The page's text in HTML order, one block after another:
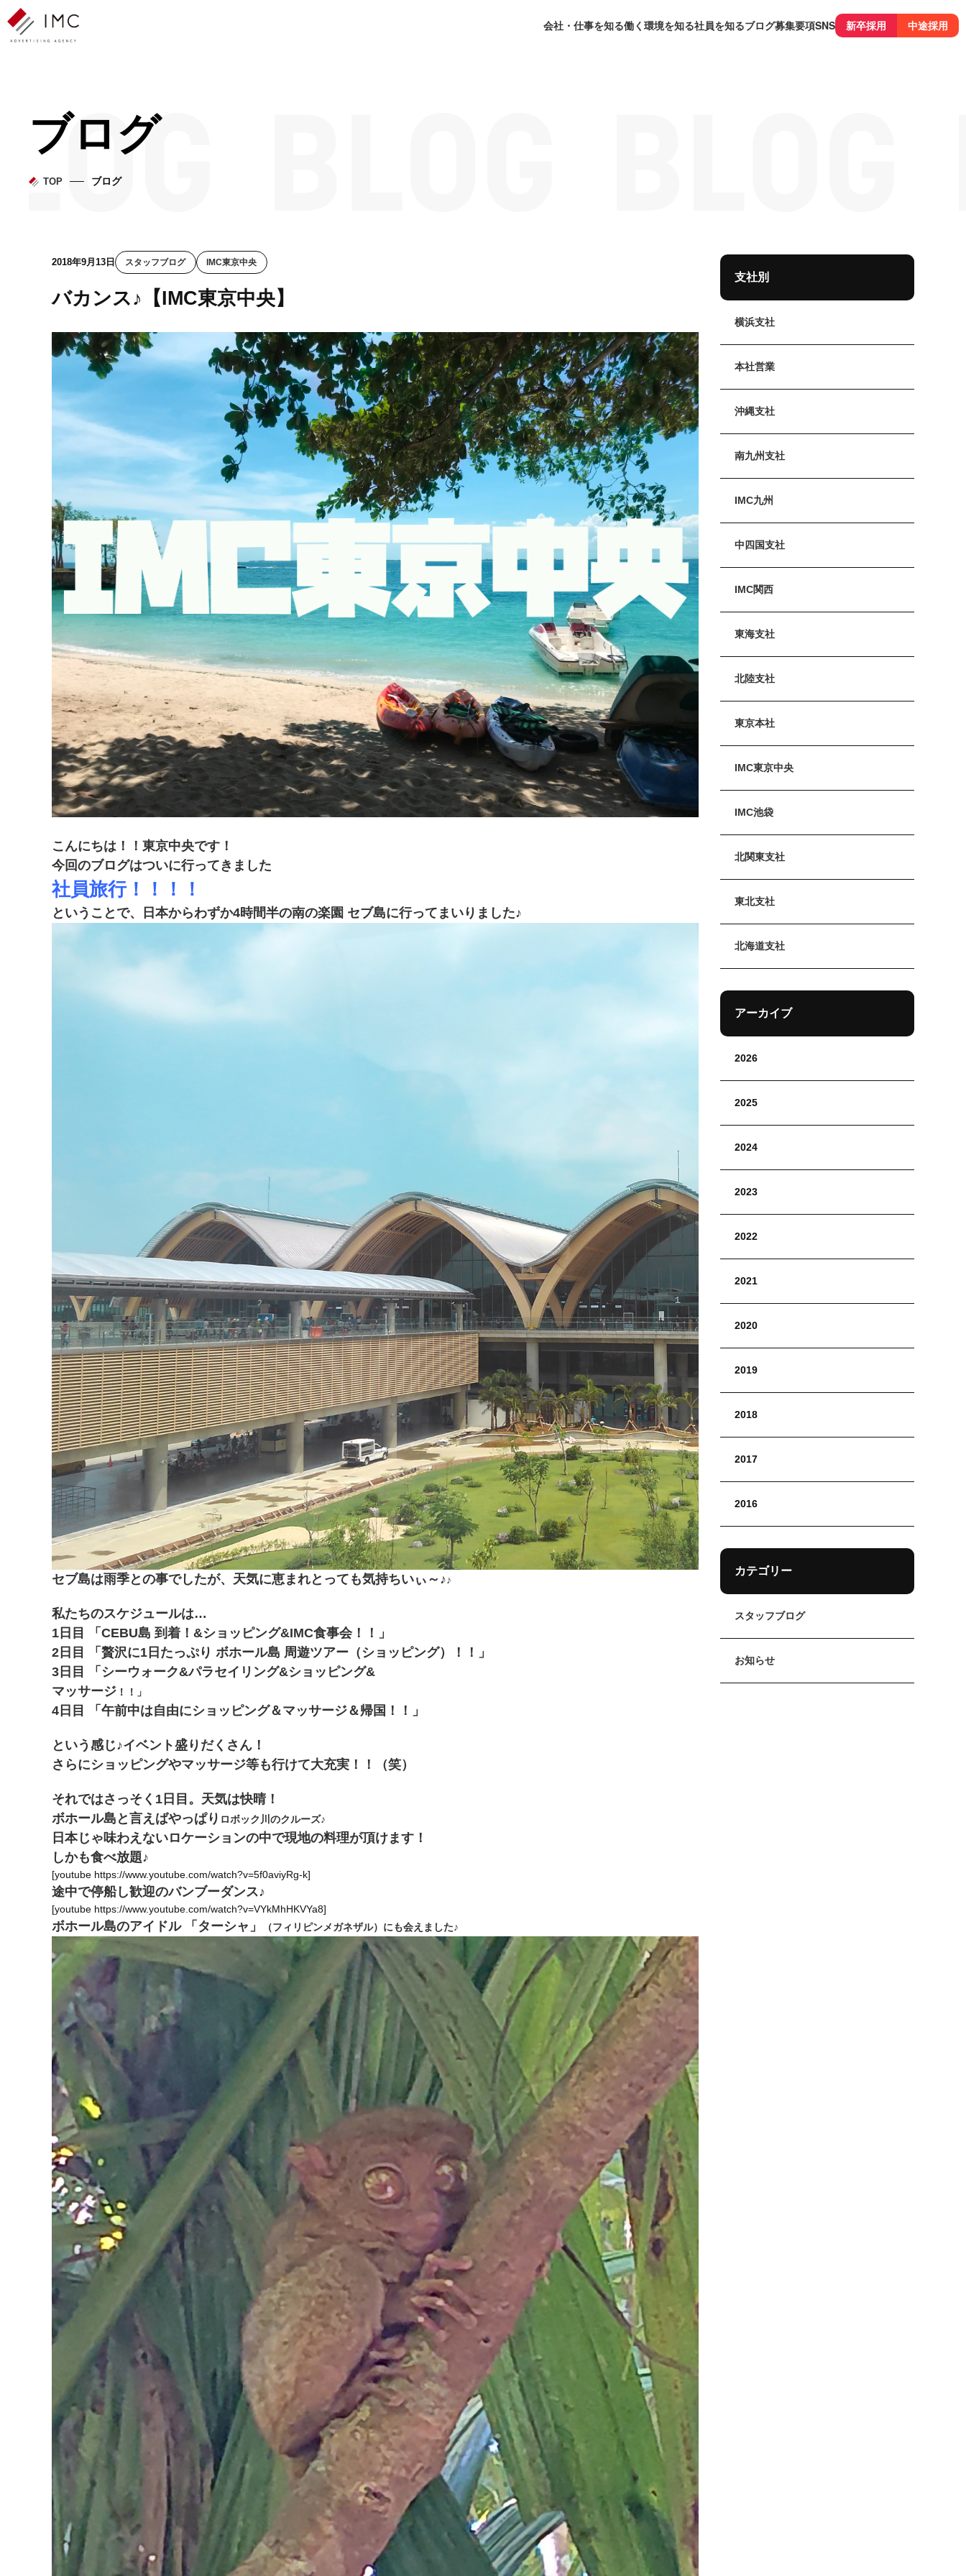
会社・仕事を知る働く環境を知る社員を知るブログ募集要項SNS 新卒採用 中途採用
ブログ
TOP ブログ
2018年9月13日 スタッフブログ IMC東京中央
バカンス♪【IMC東京中央】
こんにちは！！東京中央です！
今回のブログはついに行ってきました
社員旅行！！！！
ということで、日本からわずか4時間半の南の楽園 セブ島に行ってまいりました♪
セブ島は雨季との事でしたが、天気に恵まれとっても気持ちいぃ～♪♪
私たちのスケジュールは…
1日目 「CEBU島 到着！&ショッピング&IMC食事会！！」
2日目 「贅沢に1日たっぷり ボホール島 周遊ツアー（ショッピング）！！」
3日目 「シーウォーク&パラセイリング&ショッピング&
マッサージ ！！」
4日目 「午前中は自由にショッピング＆マッサージ＆帰国！！」
という感じ♪イベント盛りだくさん！
さらにショッピングやマッサージ等も行けて大充実！！（笑）
それではさっそく1日目。天気は快晴！
ボホール島と言えばやっぱり ロボック川のクルーズ♪
日本じゃ味わえないロケーションの中で現地の料理が頂けます！
しかも食べ放題♪
[youtube https://www.youtube.com/watch?v=5f0aviyRg-k]
途中で停船し歓迎のバンブーダンス♪
[youtube https://www.youtube.com/watch?v=VYkMhHKVYa8]
ボホール島のアイドル 「ターシャ」 （フィリピンメガネザル） にも会えました♪
支社別
横浜支社
本社営業
沖縄支社
南九州支社
IMC九州
中四国支社
IMC関西
東海支社
北陸支社
東京本社
IMC東京中央
IMC池袋
北関東支社
東北支社
北海道支社
アーカイブ
2026
2025
2024
2023
2022
2021
2020
2019
2018
2017
2016
カテゴリー
スタッフブログ
お知らせ